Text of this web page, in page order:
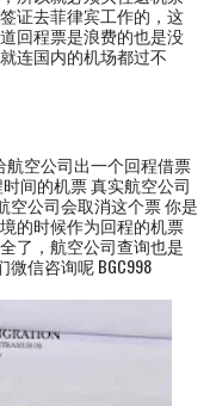
证去菲律宾工作的，这
回程票是浪费的也是没
连国内的机场都过不
航空公司出一个回程借票
间的机票 真实航空公司
空公司会取消这个票 你是
的时候作为回程的机票
了，航空公司查询也是
信咨询呢 BGC998